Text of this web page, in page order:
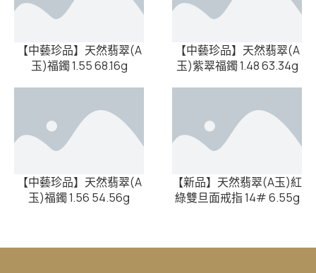
【中藝珍品】天然翡翠(A
玉)福鐲 1.55 68.16g
【中藝珍品】天然翡翠(A
玉)紫翠福鐲 1.48 63.34g
【中藝珍品】天然翡翠(A
玉)福鐲 1.56 54.56g
【新品】天然翡翠(A玉)紅
綠雙旦面戒指 14# 6.55g